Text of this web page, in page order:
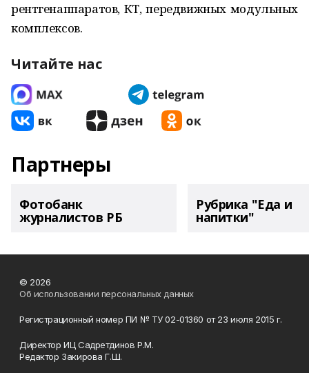
рентгенаппаратов, КТ, передвижных модульных
комплексов.
Читайте нас
Партнеры
Фотобанк
журналистов РБ
Рубрика "Еда и
напитки"
© 2026
Об использовании персональных данных
Регистрационный номер ПИ № ТУ 02-01360 от 23 июля 2015 г.
Директор ИЦ Садретдинов Р.М.
Редактор Закирова Г.Ш.